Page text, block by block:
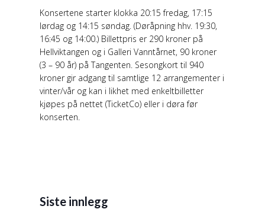
Konsertene starter klokka 20:15 fredag, 17:15
lørdag og 14:15 søndag. (Døråpning hhv. 19:30,
16:45 og 14:00.) Billettpris er 290 kroner på
Hellviktangen og i Galleri Vanntårnet, 90 kroner
(3 – 90 år) på Tangenten. Sesongkort til 940
kroner gir adgang til samtlige 12 arrangementer i
vinter/vår og kan i likhet med enkeltbilletter
kjøpes på nettet (TicketCo) eller i døra før
konserten.
Siste innlegg